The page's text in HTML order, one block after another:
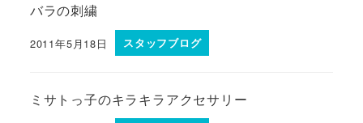
バラの刺繍
2011年5月18日 スタッフブログ
ミサトっ子のキラキラアクセサリー